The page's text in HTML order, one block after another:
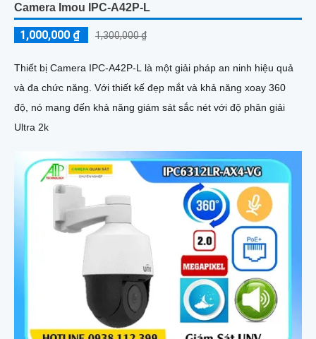
Camera Imou IPC-A42P-L
1,000,000 ₫ 1,300,000 ₫
Thiết bị Camera IPC-A42P-L là một giải pháp an ninh hiệu quả
và đa chức năng. Với thiết kế đẹp mắt và khả năng xoay 360
độ, nó mang đến khả năng giám sát sắc nét với độ phân giải
Ultra 2k